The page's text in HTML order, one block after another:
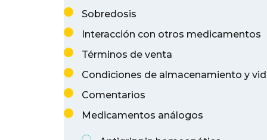
Sobredosis
Interacción con otros medicamentos
Términos de venta
Condiciones de almacenamiento y
Comentarios
Medicamentos análogos